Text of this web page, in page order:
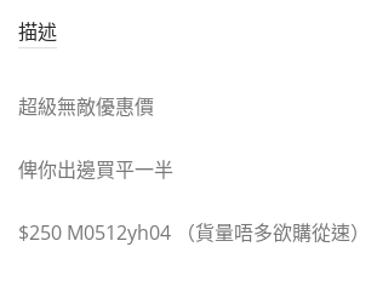
描述
超級無敵優惠價
俾你出邊買平一半
$250 M0512yh04 （貨量唔多欲購從速）